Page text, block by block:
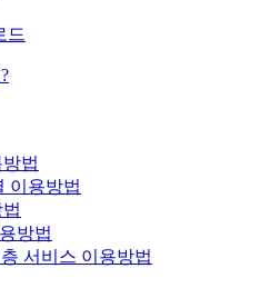
드
법
이용방법
방법
서비스 이용방법